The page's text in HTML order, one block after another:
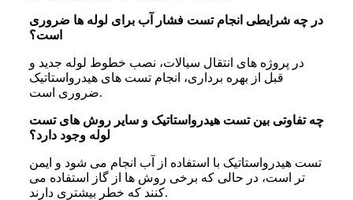
در چه شرایطی انجام تست فشار آب برای لوله ها ضروری
است؟
در پروژه های انتقال سیالات، نصب خطوط لوله جدید و
قبل از بهره برداری، انجام تست های هیدرواستاتیک
ضروری است.
چه تفاوتی بین تست هیدرواستاتیک و سایر روش های تست
لوله وجود دارد؟
تست هیدرواستاتیک با استفاده از آب انجام می شود و ایمن
تر است، در حالی که برخی روش ها از گاز استفاده می
کنند که خطر بیشتری دارند.